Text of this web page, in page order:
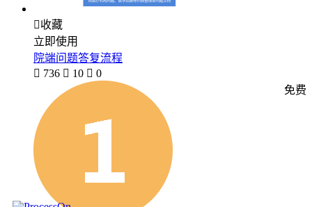
收藏
立即使用
院端问题答复流程
 736  10  0
免费